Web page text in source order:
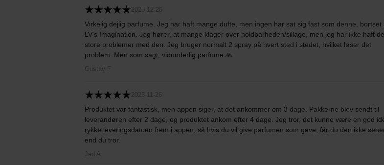
2025-12-26
Virkelig dejlig parfume. Jeg har haft mange dufte, men ingen har sat sig fast som denne, bortset
LV's Imagination. Jeg hører, at mange klager over holdbarheden/sillage, men jeg har ikke haft de
store problemer med den. Jeg bruger normalt 2 spray på hvert sted i stedet, hvilket løser det
problem. Men som sagt, vidunderlig parfume 🙏
Gustav F
2025-11-26
Produktet var fantastisk, men appen siger, at det ankommer om 3 dage. Pakkerne blev sendt til
leverandøren efter 2 dage, og produktet ankom efter 4 dage. Jeg tror, det kunne være en god
rykke leveringsdatoen frem i appen, så hvis du vil give parfumen som gave, får du den ikke
end du tror.
Jad A